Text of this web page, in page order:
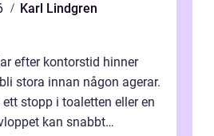
Karl Lindgren
efter kontorstid hinner
stora innan någon agerar.
ett stopp i toaletten eller en
kan snabbt